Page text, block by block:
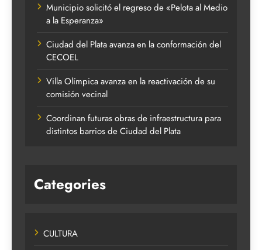
Municipio solicitó el regreso de «Pelota al Medio
a la Esperanza»
Ciudad del Plata avanza en la conformación del
CECOEL
Villa Olímpica avanza en la reactivación de su
comisión vecinal
Coordinan futuras obras de infraestructura para
distintos barrios de Ciudad del Plata
Categories
CULTURA